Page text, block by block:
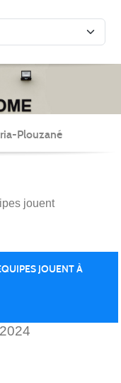
Plouzané
jouent
JOUENT À
2024